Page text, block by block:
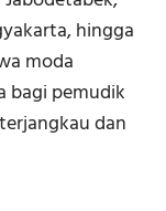
hingga
moda
bagi pemudik
dan